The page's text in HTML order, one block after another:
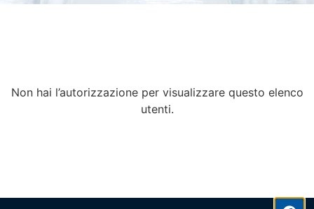
Non hai l’autorizzazione per visualizzare questo elenco
utenti.